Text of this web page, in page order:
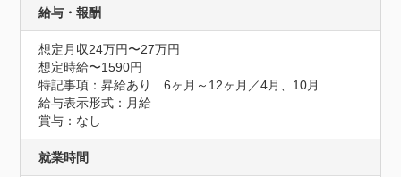
給与・報酬
想定月収24万円〜27万円
想定時給〜1590円
特記事項：昇給あり　6ヶ月～12ヶ月／4月、10月
給与表示形式：月給
賞与：なし
就業時間